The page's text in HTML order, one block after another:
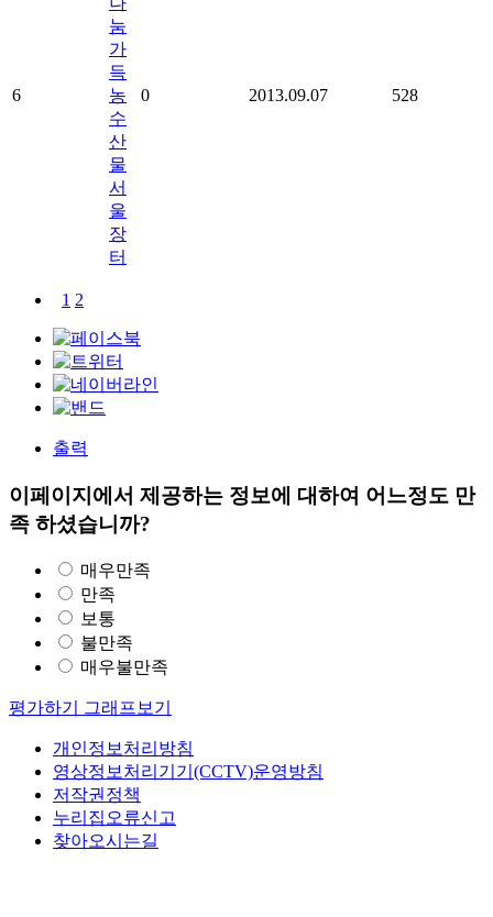
6
눔
가
득
농
수
산
물
서
울
장
터
0 2013.09.07 528
1 2
출력
이페이지에서 제공하는 정보에 대하여 어느정도 만
족 하셨습니까?
매우만족
만족
보통
불만족
매우불만족
평가하기 그래프보기
개인정보처리방침
영상정보처리기기(CCTV)운영방침
저작권정책
누리집오류신고
찾아오시는길